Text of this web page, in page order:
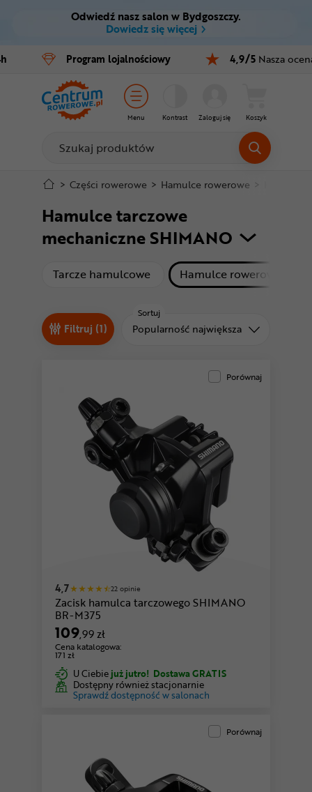
Ctrl M
Menu główne
Filtry
Produkty
Stopka
Mapa strony
Odwiedź nasz salon w Bydgoszczy.
Dowiedz się więcej
Program lojalnościowy 4,9/5 Nasza
Menu Kontrast Zaloguj się Koszyk
Rowery
E-bike
Części
Akcesoria
Odzież
Kaski
Buty
Warsztat
Odżywki
Nowości
> Części rowerowe > Hamulce rowerowe >
Hamulce tarczowe
mechaniczne SHIMANO
Tarcze hamulcowe produktyHamulce rowerowe
Filtruj (1)
Sortuj
Sortuj od
Popularność największa
Porównaj
4,7 22 opinie
Zacisk hamulca tarczowego SHIMANO
BR-M375
109,99 zł
Cena katalogowa:
171 zł
U Ciebie już jutro! Dostawa GRATIS
Dostępny również stacjonarnie
Sprawdź dostępność w salonach
Porównaj